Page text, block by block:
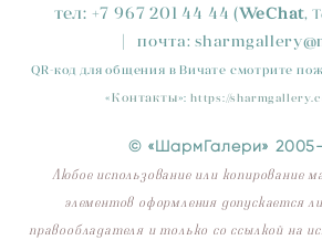
тел: +7 967 201 44 44 (WeChat,
|
почта:sharmgallery
QR-код для общения в Вичате смотрите
«Контакты»: https://
© «ШармГалери»
Любое использование или копирование
элементов оформления допускается
правообладателя и только со ссылкой на